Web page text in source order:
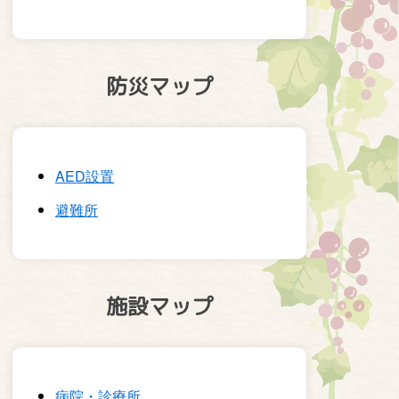
防災マップ
AED設置
避難所
施設マップ